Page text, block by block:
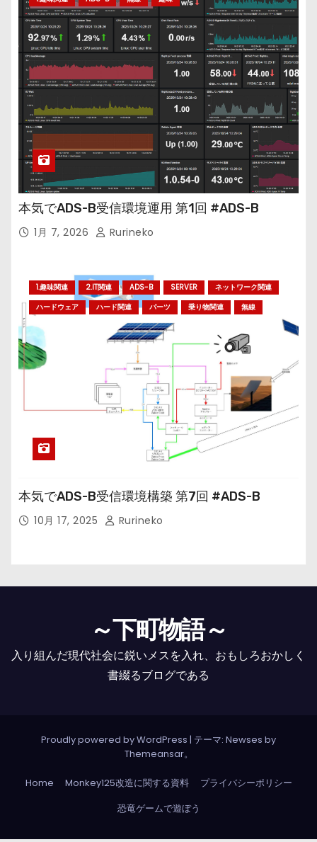
本気でADS-B受信環境運用 第1回 #ADS-B
1月 7, 2026 Rurineko
1.趣味関連 2.IT関連 ADS-B SERVER
ネットワーク関連
ハードウェア
ハード関連 パーツ 乗り物関連 無線
本気でADS-B受信環境構築 第7回 #ADS-B
10月 17, 2025 Rurineko
～下町物語～
入り組んだ現代社会に鋭いメスを入れ、おもしろおかしく
書綴るブログである
Proudly powered by WordPress | テーマ: Newses by
Themeansar。
Home Monkey125改造に関する資料
プライバシーポリシー
恐竜ゲームで遊ぼう